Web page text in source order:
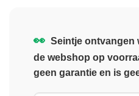
👀 Seintje ontvangen
de webshop op
geen garantie en is